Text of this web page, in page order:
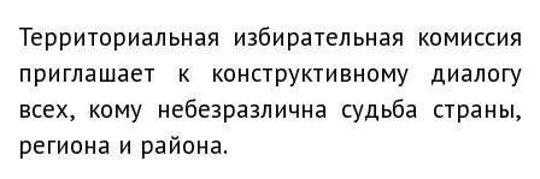
Территориальная избирательная комиссия
приглашает к конструктивному диалогу
всех, кому небезразлична судьба страны,
региона и района.